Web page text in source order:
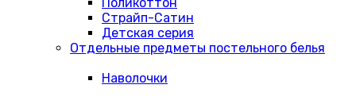
Страйп-Сатин
Детская серия
Отдельные предметы постельного белья
Наволочки